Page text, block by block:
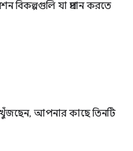
বিকল্পগুলি যা প্রদান করতে
খুঁজছেন, আপনার কাছে তিনটি